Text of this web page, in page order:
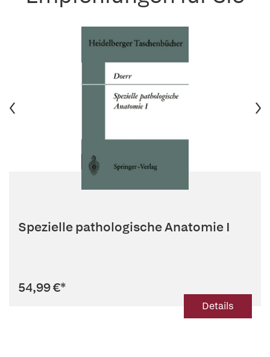
Spezielle pathologische Anatomie I
54,99 €*
Details